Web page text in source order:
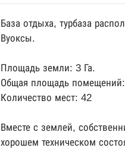
База отдыха, турбаза
Вуоксы.
Площадь земли: 3 Га.
Общая площадь
Количество мест: 42
Вместе с землей,
хорошем техническом